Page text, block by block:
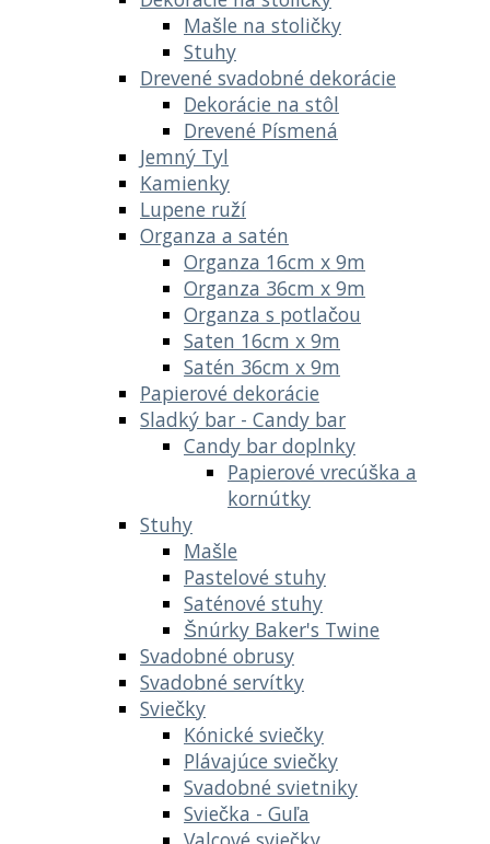
Mašle na stoličky
Stuhy
Drevené svadobné dekorácie
Dekorácie na stôl
Drevené Písmená
Jemný Tyl
Kamienky
Lupene ruží
Organza a satén
Organza 16cm x 9m
Organza 36cm x 9m
Organza s potlačou
Saten 16cm x 9m
Satén 36cm x 9m
Papierové dekorácie
Sladký bar - Candy bar
Candy bar doplnky
Papierové vrecúška a
kornútky
Stuhy
Mašle
Pastelové stuhy
Saténové stuhy
Šnúrky Baker's Twine
Svadobné obrusy
Svadobné servítky
Sviečky
Kónické sviečky
Plávajúce sviečky
Svadobné svietniky
Sviečka - Guľa